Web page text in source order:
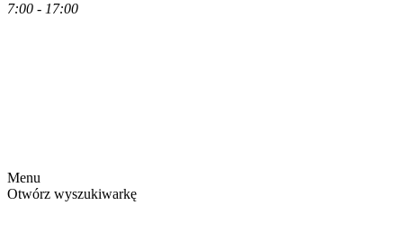
7:00 - 17:00
Menu
Otwórz wyszukiwarkę